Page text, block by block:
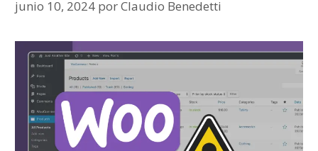
junio 10, 2024 porClaudio Benedetti